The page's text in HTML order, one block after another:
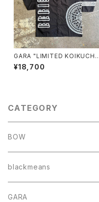
GARA "LIMITED KOIKUCHI
SHIRT for BREAKERS(Z)"(B
LACK×WHITE)
¥18,700
CATEGORY
BOW
blackmeans
GARA